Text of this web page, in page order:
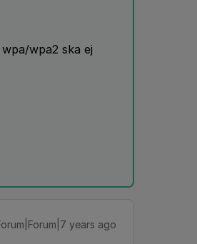
wpa2 ska ej
years ago